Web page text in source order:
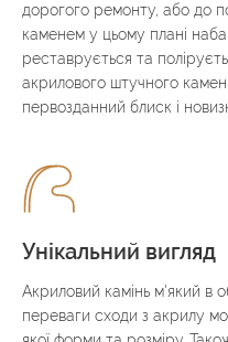
дорогого ремонту, або до
каменем у цьому плані
реставрується та
акрилового штучного
первозданний блиск і
Унікальний вигляд
Акриловий камінь м'який в
переваги сходи з акрилу